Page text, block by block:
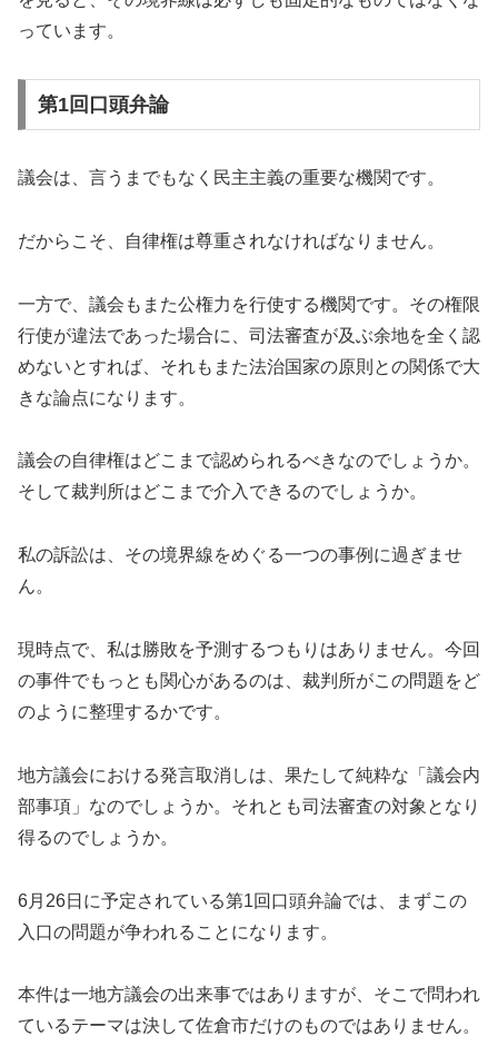
っています。
第1回口頭弁論
議会は、言うまでもなく民主主義の重要な機関です。
だからこそ、自律権は尊重されなければなりません。
一方で、議会もまた公権力を行使する機関です。その権限
行使が違法であった場合に、司法審査が及ぶ余地を全く認
めないとすれば、それもまた法治国家の原則との関係で大
きな論点になります。
議会の自律権はどこまで認められるべきなのでしょうか。
そして裁判所はどこまで介入できるのでしょうか。
私の訴訟は、その境界線をめぐる一つの事例に過ぎませ
ん。
現時点で、私は勝敗を予測するつもりはありません。今回
の事件でもっとも関心があるのは、裁判所がこの問題をど
のように整理するかです。
地方議会における発言取消しは、果たして純粋な「議会内
部事項」なのでしょうか。それとも司法審査の対象となり
得るのでしょうか。
6月26日に予定されている第1回口頭弁論では、まずこの
入口の問題が争われることになります。
本件は一地方議会の出来事ではありますが、そこで問われ
ているテーマは決して佐倉市だけのものではありません。